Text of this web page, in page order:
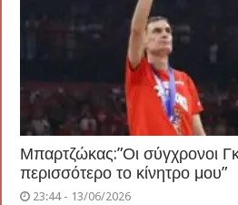
Μπαρτζώκας:”Οι σύγχρονοι
περισσότερο το κίνητρο μου”
23:44 - 13/06/2026